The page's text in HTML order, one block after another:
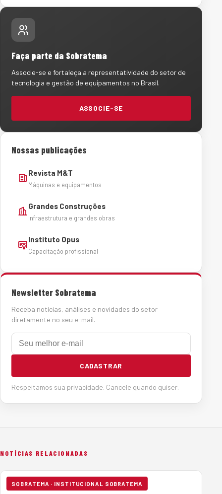
Faça parte da Sobratema
Associe-se e fortaleça a representatividade do setor de
tecnologia e gestão de equipamentos no Brasil.
ASSOCIE-SE
Nossas publicações
Revista M&T
Máquinas e equipamentos
Grandes Construções
Infraestrutura e grandes obras
Instituto Opus
Capacitação profissional
Newsletter Sobratema
Receba notícias, análises e novidades do setor
diretamente no seu e-mail.
E-mail
CADASTRAR
Respeitamos sua privacidade. Cancele quando quiser.
NOTÍCIAS RELACIONADAS
SOBRATEMA · INSTITUCIONAL SOBRATEMA